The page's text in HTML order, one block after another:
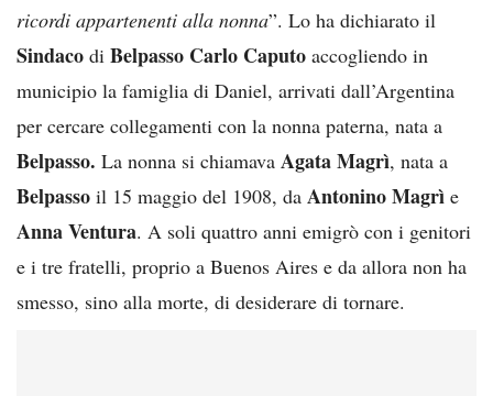
ricordi appartenenti alla nonna”. Lo ha dichiarato il
Sindaco di Belpasso Carlo Caputo accogliendo in
municipio la famiglia di Daniel, arrivati dall’Argentina
per cercare collegamenti con la nonna paterna, nata a
Belpasso. La nonna si chiamava Agata Magrì, nata a
Belpasso il 15 maggio del 1908, da Antonino Magrì e
Anna Ventura. A soli quattro anni emigrò con i genitori
e i tre fratelli, proprio a Buenos Aires e da allora non ha
smesso, sino alla morte, di desiderare di tornare.